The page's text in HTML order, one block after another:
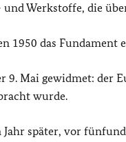
und Werkstoffe, die
1950 das
9. Mai gewidmet: der
wurde.
Jahr später, vor